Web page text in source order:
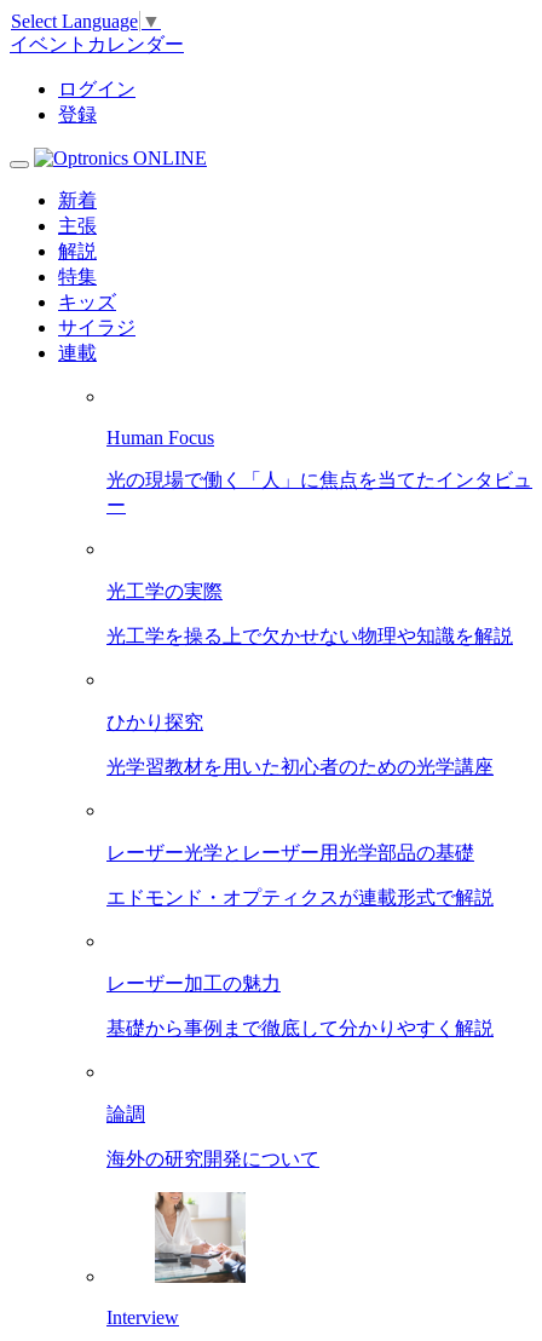
Select Language ▼
イベントカレンダー
ログイン
登録
新着
主張
解説
特集
キッズ
サイラジ
連載
Human Focus
光の現場で働く「人」に焦点を当てたインタビュ
ー
光工学の実際
光工学を操る上で欠かせない物理や知識を解説
ひかり探究
光学習教材を用いた初心者のための光学講座
レーザー光学とレーザー用光学部品の基礎
エドモンド・オプティクスが連載形式で解説
レーザー加工の魅力
基礎から事例まで徹底して分かりやすく解説
論調
海外の研究開発について
Interview